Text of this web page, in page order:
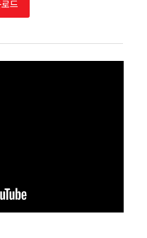
드